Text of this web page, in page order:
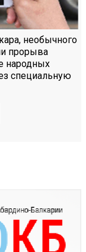
необычного
прорыва
народных
специальную